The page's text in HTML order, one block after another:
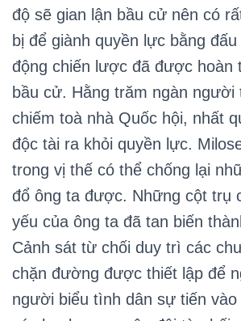
độ sẽ gian lận bầu cử nên có
bị để giành quyền lực bằng
động chiến lược đã được hoàn
bầu cử. Hằng trăm ngàn người
chiếm toà nhà Quốc hội, nhất
độc tài ra khỏi quyền lực.
trong vị thế có thể chống lại
đổ ông ta được. Những cột trụ
yếu của ông ta đã tan biến
Cảnh sát từ chối duy trì các
chặn đường được thiết lập để
người biểu tình dân sự tiến vào